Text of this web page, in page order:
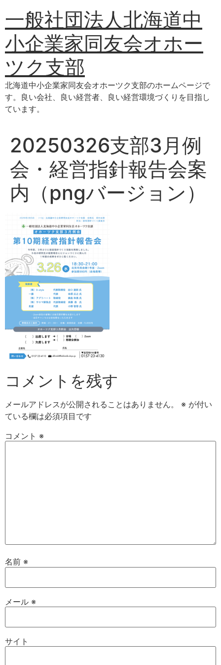
ン
テ
ツ
に
ス
キ
ッ
一般社団法人北海道中
小企業家同友会オホー
ツク支部
北海道中小企業家同友会オホーツク支部のホームページで
す。良い会社、良い経営者、良い経営環境づくりを目指し
ています。
20250326支部3月例
会・経営指針報告会案
内（pngバージョン）
コメントを残す
メールアドレスが公開されることはありません。 ※ が付い
ている欄は必須項目です
コメント ※
名前 ※
メール ※
サイト